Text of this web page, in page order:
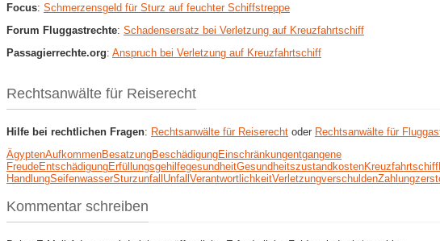
Focus: Schmerzensgeld für Sturz auf feuchter Schiffstreppe
Forum Fluggastrechte: Schadensersatz bei Verletzung auf Kreuzfahrtschiff
Passagierrechte.org: Anspruch bei Verletzung auf Kreuzfahrtschiff
Rechtsanwälte für Reiserecht
Hilfe bei rechtlichen Fragen: Rechtsanwälte für Reiserecht oder Rechtsanwälte für
ÄgyptenAufkommenBesatzungBeschädigungEinschränkungentgangene
FreudeEntschädigungErfüllungsgehilfegesundheitGesundheitszustandkostenKreuzfahrtschiff
HandlungSeifenwasserSturzunfallUnfallVerantwortlichkeitVerletzungverschuldenZahlung
Kommentar schreiben